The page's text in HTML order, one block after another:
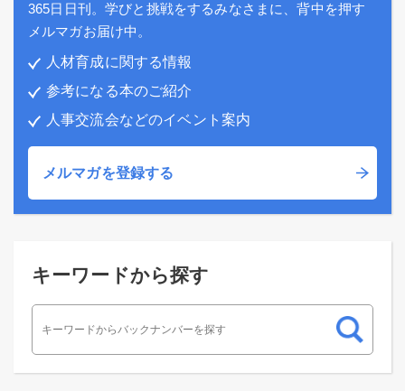
365日日刊。学びと挑戦をするみなさまに、背中を押す
メルマガお届け中。
人材育成に関する情報
参考になる本のご紹介
人事交流会などのイベント案内
メルマガを登録する
キーワードから探す